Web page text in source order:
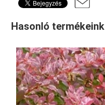
Hasonló termékeink